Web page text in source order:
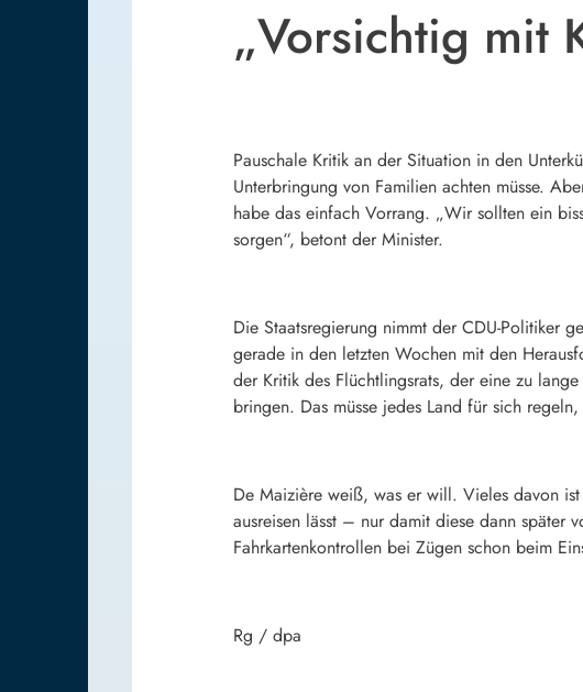
„Vorsichtig mit
Pauschale Kritik an der Situation in den
Unterbringung von Familien achten müsse.
habe das einfach Vorrang. „Wir sollten ein
sorgen“, betont der Minister.
Die Staatsregierung nimmt der CDU-Politiker
gerade in den letzten Wochen mit den
der Kritik des Flüchtlingsrats, der eine zu
bringen. Das müsse jedes Land für sich regeln,
De Maizière weiß, was er will. Vieles davon
ausreisen lässt – nur damit diese dann später
Fahrkartenkontrollen bei Zügen schon beim
Rg / dpa